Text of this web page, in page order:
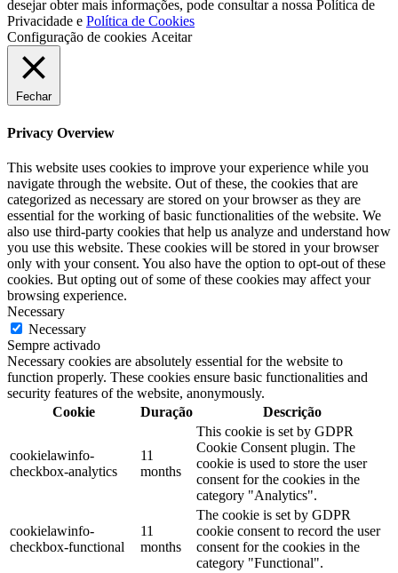
desejar obter mais informações, pode consultar a nossa Política de
Privacidade e Política de Cookies
Configuração de cookies Aceitar
Fechar
Privacy Overview
This website uses cookies to improve your experience while you
navigate through the website. Out of these, the cookies that are
categorized as necessary are stored on your browser as they are
essential for the working of basic functionalities of the website. We
also use third-party cookies that help us analyze and understand how
you use this website. These cookies will be stored in your browser
only with your consent. You also have the option to opt-out of these
cookies. But opting out of some of these cookies may affect your
browsing experience.
Necessary
Necessary
Sempre activado
Necessary cookies are absolutely essential for the website to
function properly. These cookies ensure basic functionalities and
security features of the website, anonymously.
Cookie
Duração Descrição
cookielawinfo-
checkbox-analytics
11
months
This cookie is set by GDPR
Cookie Consent plugin. The
cookie is used to store the user
consent for the cookies in the
category "Analytics".
cookielawinfo-
checkbox-functional
11
months
The cookie is set by GDPR
cookie consent to record the user
consent for the cookies in the
category "Functional".